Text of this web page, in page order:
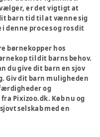
er det vigtigt at
barn tid til at vænne sig
denne proces og ros dit
børnekopper hos
til dit barns behov.
du give dit barn en sjov
Giv dit barn muligheden
og
Pixizoo.dk. Køb nu og
selskab med en